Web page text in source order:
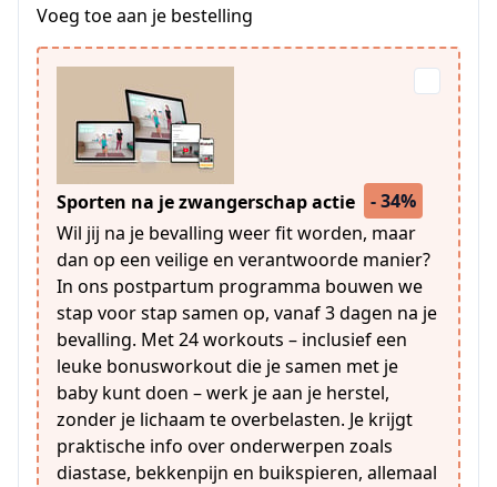
Voeg toe aan je bestelling
Sporten na je zwangerschap actie
- 34%
Wil jij na je bevalling weer fit worden, maar
dan op een veilige en verantwoorde manier?
In ons postpartum programma bouwen we
stap voor stap samen op, vanaf 3 dagen na je
bevalling. Met 24 workouts – inclusief een
leuke bonusworkout die je samen met je
baby kunt doen – werk je aan je herstel,
zonder je lichaam te overbelasten. Je krijgt
praktische info over onderwerpen zoals
diastase, bekkenpijn en buikspieren, allemaal